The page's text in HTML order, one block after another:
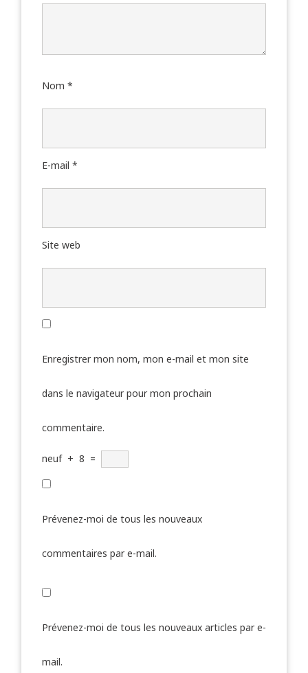
Nom *
E-mail *
Site web
Enregistrer mon nom, mon e-mail et mon site
dans le navigateur pour mon prochain
commentaire.
neuf + 8 =
Prévenez-moi de tous les nouveaux
commentaires par e-mail.
Prévenez-moi de tous les nouveaux articles par e-
mail.